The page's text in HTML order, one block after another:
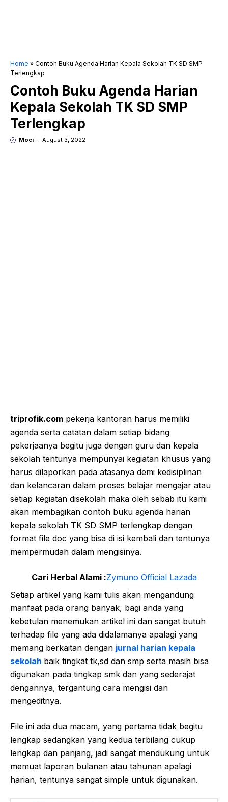
Home » Contoh Buku Agenda Harian Kepala Sekolah TK SD SMP
Terlengkap
Contoh Buku Agenda Harian
Kepala Sekolah TK SD SMP
Terlengkap
Moci August 3, 2022
triprofik.com pekerja kantoran harus memiliki
agenda serta catatan dalam setiap bidang
pekerjaanya begitu juga dengan guru dan kepala
sekolah tentunya mempunyai kegiatan khusus yang
harus dilaporkan pada atasanya demi kedisiplinan
dan kelancaran dalam proses belajar mengajar atau
setiap kegiatan disekolah maka oleh sebab itu kami
akan membagikan contoh buku agenda harian
kepala sekolah TK SD SMP terlengkap dengan
format file doc yang bisa di isi kembali dan tentunya
mempermudah dalam mengisinya.
Cari Herbal Alami :Zymuno Official Lazada
Setiap artikel yang kami tulis akan mengandung
manfaat pada orang banyak, bagi anda yang
kebetulan menemukan artikel ini dan sangat butuh
terhadap file yang ada didalamanya apalagi yang
memang berkaitan dengan jurnal harian kepala
sekolah baik tingkat tk,sd dan smp serta masih bisa
digunakan pada tingkap smk dan yang sederajat
dengannya, tergantung cara mengisi dan
mengeditnya.
File ini ada dua macam, yang pertama tidak begitu
lengkap sedangkan yang kedua terbilang cukup
lengkap dan panjang, jadi sangat mendukung untuk
memuat laporan bulanan atau tahunan apalagi
harian, tentunya sangat simple untuk digunakan.